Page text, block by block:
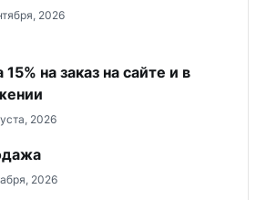
2026
на заказ на сайте и в
2026
2026